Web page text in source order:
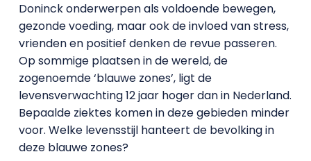
Doninck onderwerpen als voldoende bewegen,
gezonde voeding, maar ook de invloed van stress,
vrienden en positief denken de revue passeren.
Op sommige plaatsen in de wereld, de
zogenoemde ‘blauwe zones’, ligt de
levensverwachting 12 jaar hoger dan in Nederland.
Bepaalde ziektes komen in deze gebieden minder
voor. Welke levensstijl hanteert de bevolking in
deze blauwe zones?